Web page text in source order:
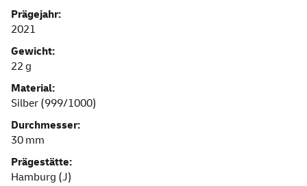
Prägejahr:
2021
Gewicht:
22 g
Material:
Silber (999/1000)
Durchmesser:
30 mm
Prägestätte:
Hamburg (J)